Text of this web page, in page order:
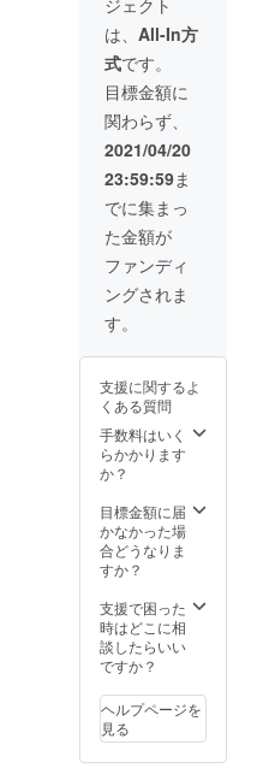
りま
す。 半
面、火
が付き
にくい
デメ
リット
があり
ます。
杉やヒ
ノキな
ど針葉
樹木は
火が付
きやす
いです
く、す
ぐに燃
え尽き
ます。
ころ正
一位と
いう位
を受け
まし
た。 そ
れ以
来、イ
チイと
呼ばれ
ている
と伝え
られて
いま
す。 4
セット
でお送
しま
す。 天
然無垢
の削り
出しな
常に軽
く、色
合いも
豊かで
ジェクト
は、 All-In方
式です。
目標金額に
関わらず、
2021/04/20
23:59:59ま
でに集まっ
た金額が
ファンディ
ングされま
す。
支援に関するよ
くある質問
手数料はいく
らかかります
か？
目標金額に届
かなかった場
合どうなりま
すか？
支援で困った
時はどこに相
談したらいい
ですか？
ヘルプページを
見る